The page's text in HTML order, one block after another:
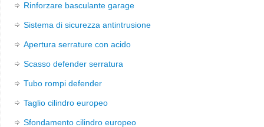
Rinforzare basculante garage
Sistema di sicurezza antintrusione
Apertura serrature con acido
Scasso defender serratura
Tubo rompi defender
Taglio cilindro europeo
Sfondamento cilindro europeo